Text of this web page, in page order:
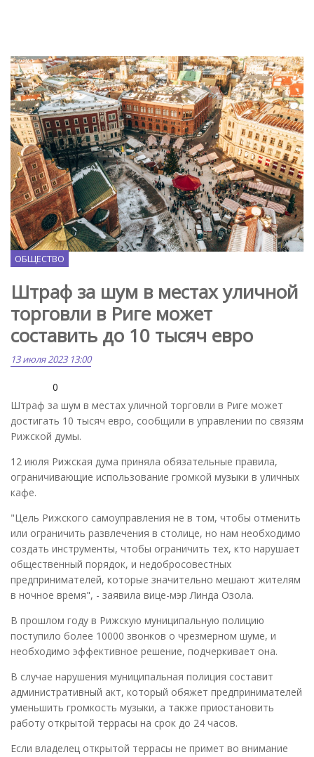
Freepik.com
ОБЩЕСТВО
Штраф за шум в местах уличной
торговли в Риге может
составить до 10 тысяч евро
13 июля 2023 13:00
0
Штраф за шум в местах уличной торговли в Риге может
достигать 10 тысяч евро, сообщили в управлении по связям
Рижской думы.
12 июля Рижская дума приняла обязательные правила,
ограничивающие использование громкой музыки в уличных
кафе.
"Цель Рижского самоуправления не в том, чтобы отменить
или ограничить развлечения в столице, но нам необходимо
создать инструменты, чтобы ограничить тех, кто нарушает
общественный порядок, и недобросовестных
предпринимателей, которые значительно мешают жителям
в ночное время", - заявила вице-мэр Линда Озола.
В прошлом году в Рижскую муниципальную полицию
поступило более 10000 звонков о чрезмерном шуме, и
необходимо эффективное решение, подчеркивает она.
В случае нарушения муниципальная полиция составит
административный акт, который обяжет предпринимателей
уменьшить громкость музыки, а также приостановить
работу открытой террасы на срок до 24 часов.
Если владелец открытой террасы не примет во внимание